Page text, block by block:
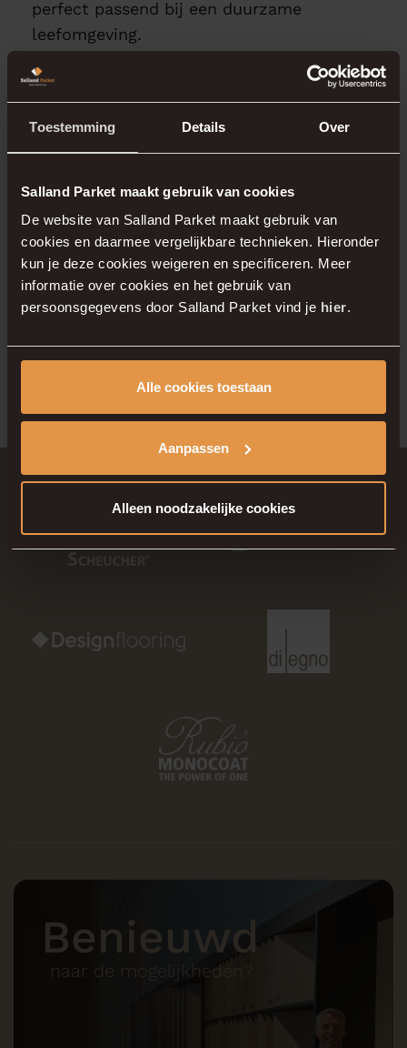
Toestemming Details Over
Salland Parket maakt gebruik van cookies
De website van Salland Parket maakt gebruik van
cookies en daarmee vergelijkbare technieken. Hieronder
kun je deze cookies weigeren en specificeren. Meer
informatie over cookies en het gebruik van
persoonsgegevens door Salland Parket vind je hier.
Alle cookies toestaan
Aanpassen
Alleen noodzakelijke cookies
perfect passend bij een duurzame
leefomgeving.
Maak een afspraak voor
persoonlijk advies
Wilt u ontdekken welke vloer het beste past bij
uw nieuwe woning in De Kien? Bezoek onze
showroom in Deventer voor advies op maat.
Plan eenvoudig
online een afspraak
contactmet ons op via de website. Samen
een inspirerende en comfortabele plek!
Benieuwd
naar de mogelijkheden?